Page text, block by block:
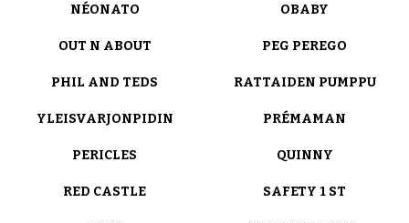
NÉONATO OBABY
OUT N ABOUT PEG PEREGO
PHIL AND TEDS RATTAIDEN PUMPPU
YLEISVARJONPIDIN PRÉMAMAN
PERICLES QUINNY
RED CASTLE SAFETY 1 ST